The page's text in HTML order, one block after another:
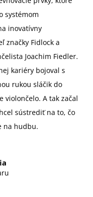
systémom
inovatívny
značky Fidlock a
Joachim Fiedler.
kariéry bojoval s
rukou sláčik do
violončelo. A tak začal
sústrediť na to, čo
na hudbu.